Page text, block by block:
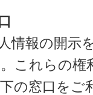
情報の開示
これらの権
の窓口をご